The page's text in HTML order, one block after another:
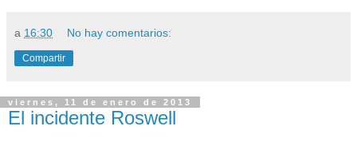
a 16:30 No hay comentarios:
Compartir
viernes, 11 de enero de 2013
El incidente Roswell